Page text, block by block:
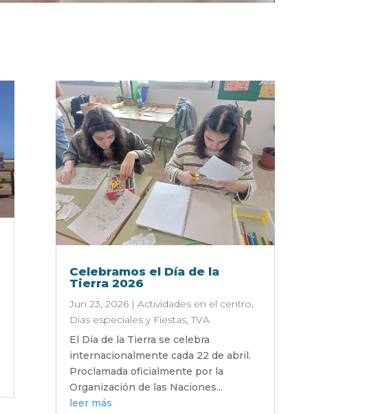
Celebramos el Día de la
Tierra 2026
Jun 23, 2026| Actividades en el centro,
Días especiales y Fiestas,TVA
El Día de la Tierra se celebra
internacionalmente cada 22 de abril.
Proclamada oficialmente por la
Organización de las Naciones...
leer más